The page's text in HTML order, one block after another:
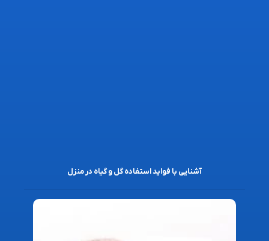
آشنایی با فواید استفاده گل و گیاه در منزل